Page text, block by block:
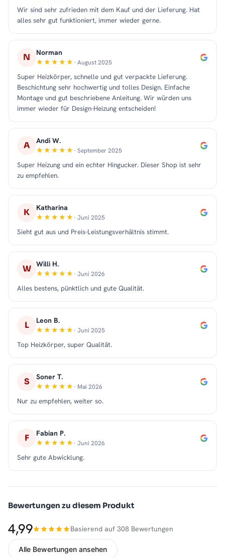
Wir sind sehr zufrieden mit dem Kauf und der Lieferung. Hat
alles sehr gut funktioniert, immer wieder gerne.
N Norman
· August 2025
Super Heizkörper, schnelle und gut verpackte Lieferung.
Beschichtung sehr hochwertig und tolles Design. Einfache
Montage und gut beschriebene Anleitung. Wir würden uns
immer wieder für Design-Heizung entscheiden!
A Andi W.
· September 2025
Super Heizung und ein echter Hingucker. Dieser Shop ist sehr
zu empfehlen.
K Katharina
· Juni 2025
Sieht gut aus und Preis-Leistungsverhältnis stimmt.
W Willi H.
· Juni 2026
Alles bestens, pünktlich und gute Qualität.
L Leon B.
· Juni 2025
Top Heizkörper, super Qualität.
S Soner T.
· Mai 2026
Nur zu empfehlen, weiter so.
F Fabian P.
· Juni 2026
Sehr gute Abwicklung.
Bewertungen zu diesem Produkt
4,99 Basierend auf 308 Bewertungen
Alle Bewertungen ansehen